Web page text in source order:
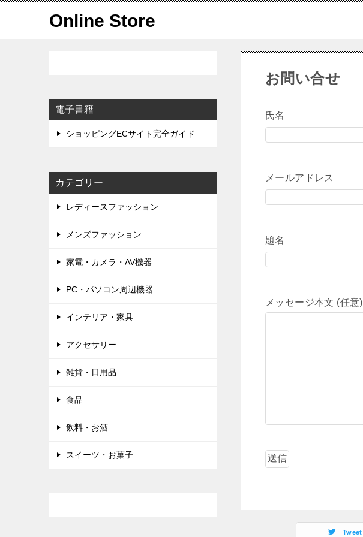
Online Store
お問い合せ
氏名
メールアドレス
題名
メッセージ本文 (任意)
Tweet
電子書籍
ショッピングECサイト完全ガイド
カテゴリー
レディースファッション
メンズファッション
家電・カメラ・AV機器
PC・パソコン周辺機器
インテリア・家具
アクセサリー
雑貨・日用品
食品
飲料・お酒
スイーツ・お菓子